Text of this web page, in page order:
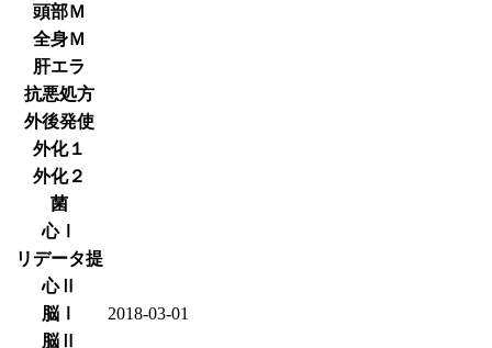
頭部Ｍ
全身Ｍ
肝エラ
抗悪処方
外後発使
外化１
外化２
菌
心Ⅰ
リデータ提
心Ⅱ
脳Ⅰ
2018-03-01
脳Ⅱ